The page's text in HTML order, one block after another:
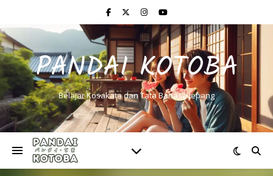
PANDAI KOTOBA
Belajar Kosakata dan Tata Bahasa Jepang